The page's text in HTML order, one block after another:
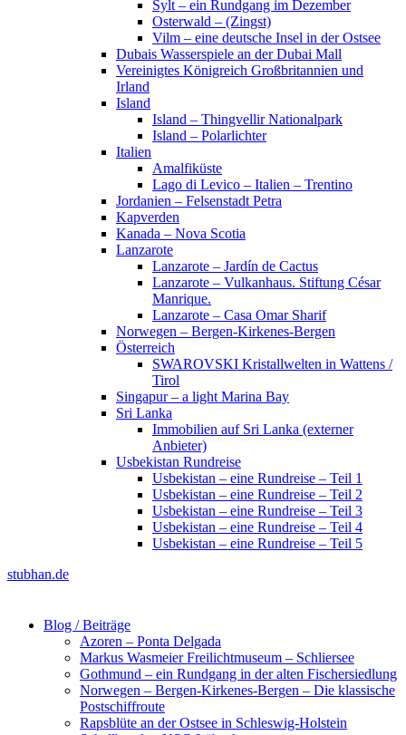
Sylt – ein Rundgang im Dezember
Osterwald – (Zingst)
Vilm – eine deutsche Insel in der Ostsee
Dubais Wasserspiele an der Dubai Mall
Vereinigtes Königreich Großbritannien und
Irland
Island
Island – Thingvellir Nationalpark
Island – Polarlichter
Italien
Amalfiküste
Lago di Levico – Italien – Trentino
Jordanien – Felsenstadt Petra
Kapverden
Kanada – Nova Scotia
Lanzarote
Lanzarote – Jardín de Cactus
Lanzarote – Vulkanhaus. Stiftung César
Manrique.
Lanzarote – Casa Omar Sharif
Norwegen – Bergen-Kirkenes-Bergen
Österreich
SWAROVSKI Kristallwelten in Wattens /
Tirol
Singapur – a light Marina Bay
Sri Lanka
Immobilien auf Sri Lanka (externer
Anbieter)
Usbekistan Rundreise
Usbekistan – eine Rundreise – Teil 1
Usbekistan – eine Rundreise – Teil 2
Usbekistan – eine Rundreise – Teil 3
Usbekistan – eine Rundreise – Teil 4
Usbekistan – eine Rundreise – Teil 5
stubhan.de
Blog / Beiträge
Azoren – Ponta Delgada
Markus Wasmeier Freilichtmuseum – Schliersee
Gothmund – ein Rundgang in der alten Fischersiedlung
Norwegen – Bergen-Kirkenes-Bergen – Die klassische
Postschiffroute
Rapsblüte an der Ostsee in Schleswig-Holstein